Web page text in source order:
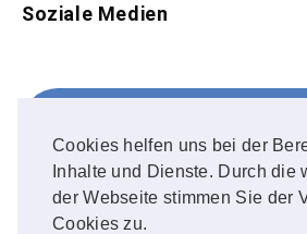
Cookies helfen uns bei der
Inhalte und Dienste. Durch die
der Webseite stimmen Sie der
Cookies zu.
Soziale Medien
FOLLOW ME!
Instagram
OUR PHOTOS!